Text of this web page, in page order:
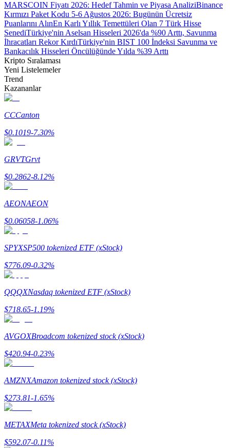
Bitrue
AI
Bitrue Ortakları
Yönlendirme
Arkadaşını davet et, nakit ödüller kazan
Deposit CASHCAT & Win
MARSCOIN Fiyatı 2026: Hedef Tahmin ve Piyasa AnaliziBinance
Kırmızı Paket Kodu 5-6 Ağustos 2026: Bugünün Ücretsiz
Puanlarını AlınEn Karlı Yıllık Temettüleri Olan 7 Türk Hisse
SenediTürkiye'nin Aselsan Hisseleri 2026'da %90 Arttı, Savunma
İhracatları Rekor KırdıTürkiye'nin BIST 100 İndeksi Savunma ve
Bankacılık Hisseleri Öncülüğünde Yılda %39 Arttı
Kripto Sıralaması
Yeni Listelemeler
Trend
Kazananlar
CCCanton
$0.1019-7.30%
GRVTGrvt
$0.2862-8.12%
AEONAEON
$0.06058-1.06%
SPYXSP500 tokenized ETF (xStock)
$776.09-0.32%
QQQXNasdaq tokenized ETF (xStock)
$718.65-1.19%
AVGOXBroadcom tokenized stock (xStock)
$420.94-0.23%
AMZNXAmazon tokenized stock (xStock)
$273.81-1.65%
METAXMeta tokenized stock (xStock)
$592.07-0.11%